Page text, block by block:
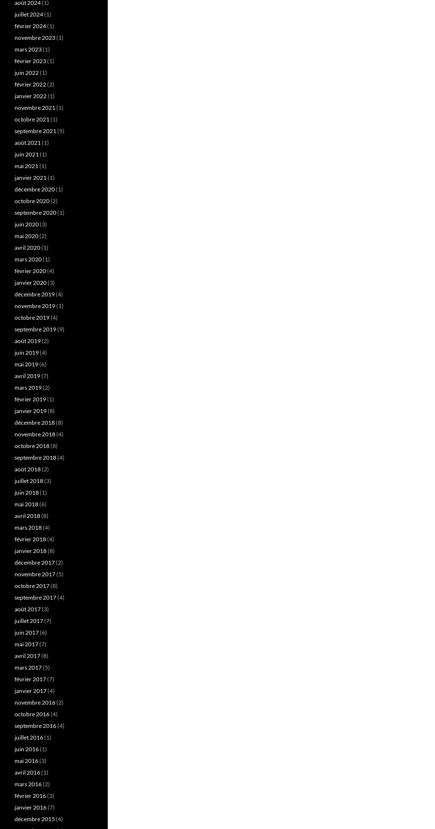
août 2024(1)
juillet 2024(1)
février 2024(1)
novembre 2023(1)
mars 2023(1)
février 2023(1)
juin 2022(1)
février 2022(2)
janvier 2022(1)
novembre 2021(1)
octobre 2021(1)
septembre 2021(5)
août 2021(1)
juin 2021(1)
mai 2021(1)
janvier 2021(1)
décembre 2020(1)
octobre 2020(2)
septembre 2020(1)
juin 2020(3)
mai 2020(2)
avril 2020(1)
mars 2020(1)
février 2020(4)
janvier 2020(3)
décembre 2019(4)
novembre 2019(1)
octobre 2019(4)
septembre 2019(9)
août 2019(2)
juin 2019(4)
mai 2019(6)
avril 2019(7)
mars 2019(2)
février 2019(1)
janvier 2019(8)
décembre 2018(8)
novembre 2018(4)
octobre 2018(8)
septembre 2018(4)
août 2018(2)
juillet 2018(3)
juin 2018(1)
mai 2018(6)
avril 2018(8)
mars 2018(4)
février 2018(4)
janvier 2018(8)
décembre 2017(2)
novembre 2017(5)
octobre 2017(8)
septembre 2017(4)
août 2017(3)
juillet 2017(7)
juin 2017(6)
mai 2017(7)
avril 2017(8)
mars 2017(5)
février 2017(7)
janvier 2017(4)
novembre 2016(2)
octobre 2016(4)
septembre 2016(4)
juillet 2016(1)
juin 2016(1)
mai 2016(3)
avril 2016(1)
mars 2016(2)
février 2016(3)
janvier 2016(7)
décembre 2015 (4)